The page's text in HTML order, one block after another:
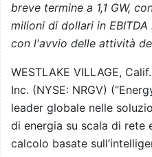
breve termine a 1,1 GW,
milioni di dollari in
con l'avvio delle attività
WESTLAKE VILLAGE,
Inc. (NYSE: NRGV)
leader globale nelle
di energia su scala di rete
calcolo basate